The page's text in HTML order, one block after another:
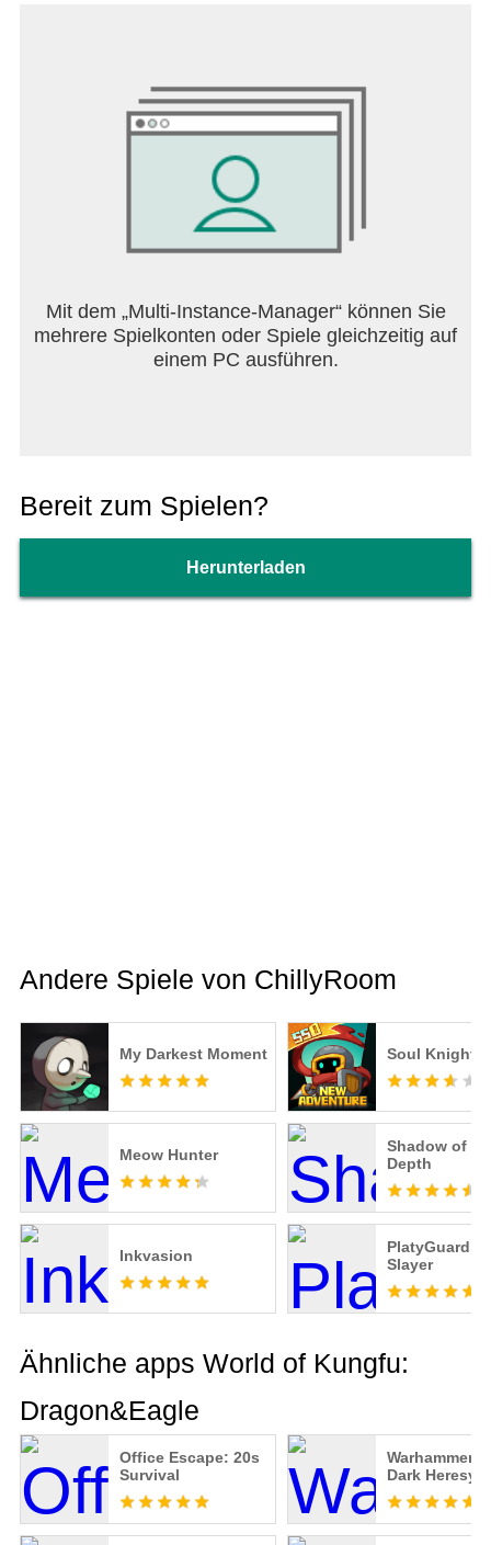
Mit dem „Multi-Instance-Manager“ können Sie
mehrere Spielkonten oder Spiele gleichzeitig auf
einem PC ausführen.
Bereit zum Spielen?
Herunterladen
Andere Spiele von ChillyRoom
My Darkest Moment Soul Knight
Meow Hunter
Shadow of
Depth
Inkvasion
PlatyGuard：
Slayer
Ähnliche apps World of Kungfu:
Dragon&Eagle
Office Escape: 20s
Survival
Warhammer
Dark Heresy